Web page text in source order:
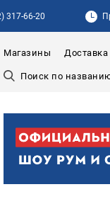
317-66-20
Магазины Доставка